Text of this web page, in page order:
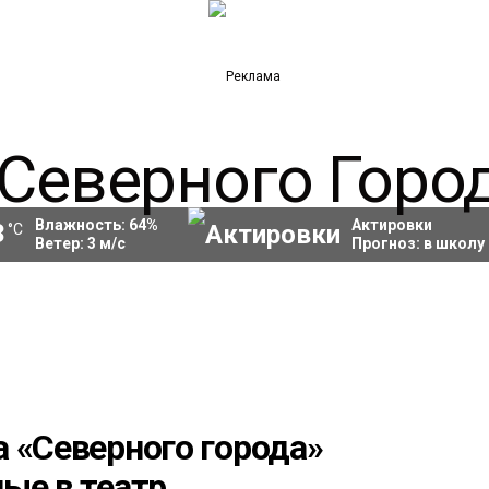
°C Влажность: 64%
Ветер: 3 м/с
Актировки
Прогноз: в школу
города»